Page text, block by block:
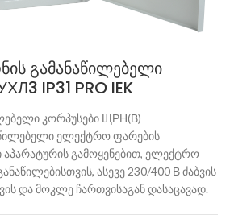
გამანაწილებელი
IP31 PRO IEK
კორპუსები ЩРН(В)
ელექტრო ფარების
გამოყენებით, ელექტრო
ასევე 230/400 В ძაბვის
და მოკლე ჩართვისაგან დასაცავად.